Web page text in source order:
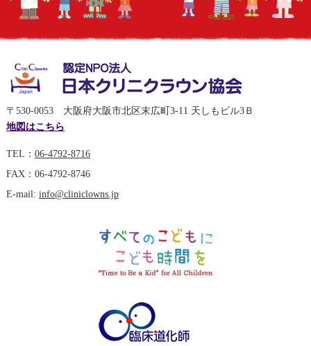
〒530-0053 大阪府大阪市北区末広町3-11 天しもビル3Ｂ
地図はこちら
TEL： 06-4792-8716
FAX：06-4792-8746
E-mail: info@cliniclowns.jp